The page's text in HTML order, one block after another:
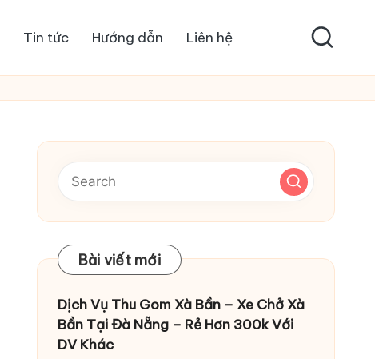
Tin tức Hướng dẫn Liên hệ
Bài viết mới
Dịch Vụ Thu Gom Xà Bần – Xe Chở Xà
Bần Tại Đà Nẵng – Rẻ Hơn 300k Với
DV Khác